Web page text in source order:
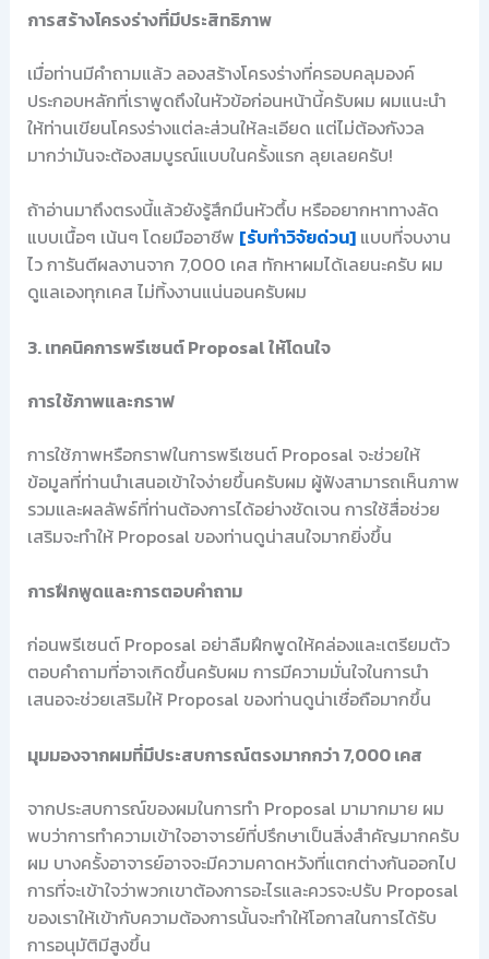
การสร้างโครงร่างที่มีประสิทธิภาพ
เมื่อท่านมีคำถามแล้ว ลองสร้างโครงร่างที่ครอบคลุมองค์
ประกอบหลักที่เราพูดถึงในหัวข้อก่อนหน้านี้ครับผม ผมแนะนำ
ให้ท่านเขียนโครงร่างแต่ละส่วนให้ละเอียด แต่ไม่ต้องกังวล
มากว่ามันจะต้องสมบูรณ์แบบในครั้งแรก ลุยเลยครับ!
ถ้าอ่านมาถึงตรงนี้แล้วยังรู้สึกมึนหัวตึ้บ หรืออยากหาทางลัด
แบบเนื้อๆ เน้นๆ โดยมืออาชีพ [รับทำวิจัยด่วน]แบบที่จบงาน
ไว การันตีผลงานจาก 7,000 เคส ทักหาผมได้เลยนะครับ ผม
ดูแลเองทุกเคส ไม่ทิ้งงานแน่นอนครับผม
3. เทคนิคการพรีเซนต์ Proposal ให้โดนใจ
การใช้ภาพและกราฟ
การใช้ภาพหรือกราฟในการพรีเซนต์ Proposal จะช่วยให้
ข้อมูลที่ท่านนำเสนอเข้าใจง่ายขึ้นครับผม ผู้ฟังสามารถเห็นภาพ
รวมและผลลัพธ์ที่ท่านต้องการได้อย่างชัดเจน การใช้สื่อช่วย
เสริมจะทำให้ Proposal ของท่านดูน่าสนใจมากยิ่งขึ้น
การฝึกพูดและการตอบคำถาม
ก่อนพรีเซนต์ Proposal อย่าลืมฝึกพูดให้คล่องและเตรียมตัว
ตอบคำถามที่อาจเกิดขึ้นครับผม การมีความมั่นใจในการนำ
เสนอจะช่วยเสริมให้ Proposal ของท่านดูน่าเชื่อถือมากขึ้น
มุมมองจากผมที่มีประสบการณ์ตรงมากกว่า 7,000 เคส
จากประสบการณ์ของผมในการทำ Proposal มามากมาย ผม
พบว่าการทำความเข้าใจอาจารย์ที่ปรึกษาเป็นสิ่งสำคัญมากครับ
ผม บางครั้งอาจารย์อาจจะมีความคาดหวังที่แตกต่างกันออกไป
การที่จะเข้าใจว่าพวกเขาต้องการอะไรและควรจะปรับ Proposal
ของเราให้เข้ากับความต้องการนั้นจะทำให้โอกาสในการได้รับ
การอนุมัติมีสูงขึ้น